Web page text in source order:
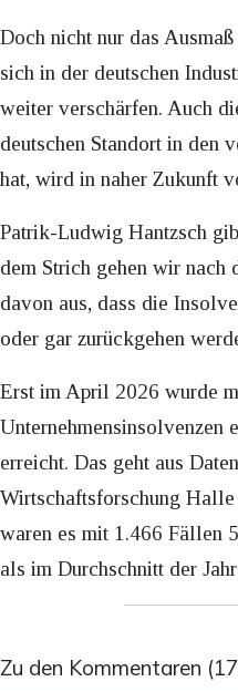
Doch nicht nur das
sich in der deutschen
weiter verschärfen. Auch
deutschen Standort in den
hat, wird in naher Zukunft
Patrik-Ludwig Hantzsch
dem Strich gehen wir nach
davon aus, dass die
oder gar zurückgehen
Erst im April 2026 wurde
Unternehmensinsolvenzen
erreicht. Das geht aus
Wirtschaftsforschung
waren es mit 1.466 Fällen
als im Durchschnitt der
Zu den Kommentaren